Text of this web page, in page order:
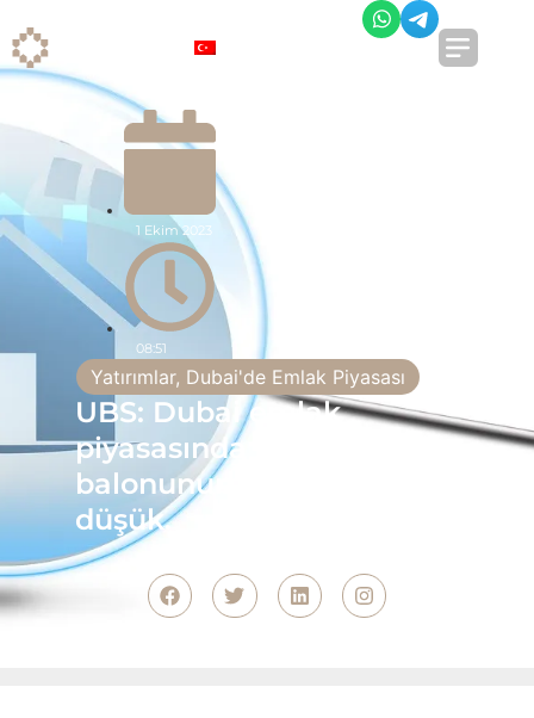
1 Ekim 2023
08:51
Yatırımlar, Dubai'de Emlak Piyasası
UBS: Dubai emlak
piyasasında emlak
balonunun oluşma riski
düşük.